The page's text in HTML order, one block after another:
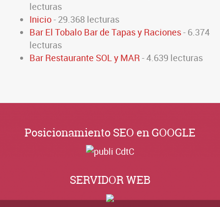
lecturas
Inicio- 29.368 lecturas
Bar El Tobalo Bar de Tapas y Raciones- 6.374
lecturas
Bar Restaurante SOL y MAR - 4.639 lecturas
Posicionamiento SEO en GOOGLE
SERVIDOR WEB